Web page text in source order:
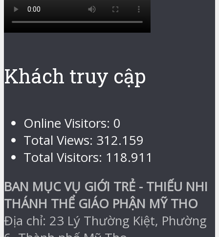
Khách truy cập
Online Visitors: 0
Total Views: 312.159
Total Visitors: 118.911
BAN MỤC VỤ GIỚI TRẺ - THIẾU NHI
THÁNH THỂ GIÁO PHẬN MỸ THO
Địa chỉ: 23 Lý Thường Kiệt, Phường